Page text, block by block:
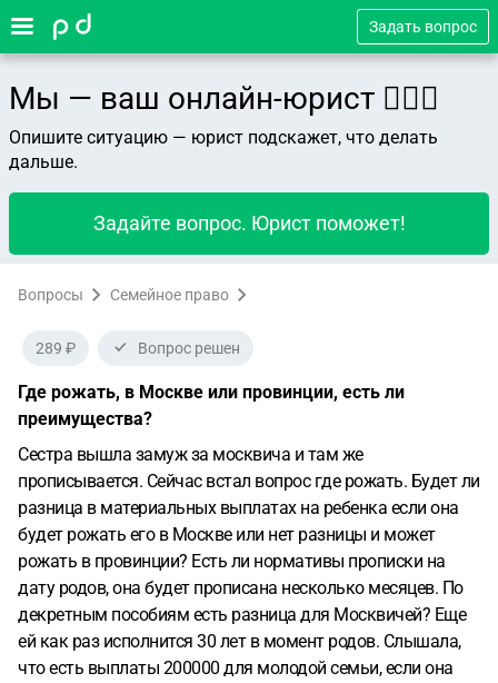
Задать вопрос
Мы — ваш онлайн-юрист 👨🏻‍⚖️
Опишите ситуацию — юрист подскажет, что делать
дальше.
Задайте вопрос. Юрист поможет!
Вопросы Семейное право
289 ₽ Вопрос решен
Где рожать, в Москве или провинции, есть ли
преимущества?
Сестра вышла замуж за москвича и там же
прописывается. Сейчас встал вопрос где рожать. Будет ли
разница в материальных выплатах на ребенка если она
будет рожать его в Москве или нет разницы и может
рожать в провинции? Есть ли нормативы прописки на
дату родов, она будет прописана несколько месяцев. По
декретным пособиям есть разница для Москвичей? Еще
ей как раз исполнится 30 лет в момент родов. Слышала,
что есть выплаты 200000 для молодой семьи, если она